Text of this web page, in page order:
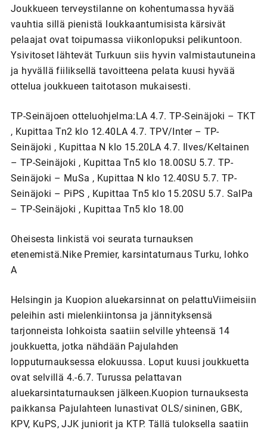
Joukkueen terveystilanne on kohentumassa hyvää
vauhtia sillä pienistä loukkaantumisista kärsivät
pelaajat ovat toipumassa viikonlopuksi pelikuntoon.
Ysivitoset lähtevät Turkuun siis hyvin valmistautuneina
ja hyvällä fiiliksellä tavoitteena pelata kuusi hyvää
ottelua joukkueen taitotason mukaisesti.
TP-Seinäjoen otteluohjelma:LA 4.7. TP-Seinäjoki – TKT
, Kupittaa Tn2 klo 12.40LA 4.7. TPV/Inter – TP-
Seinäjoki , Kupittaa N klo 15.20LA 4.7. Ilves/Keltainen
– TP-Seinäjoki , Kupittaa Tn5 klo 18.00SU 5.7. TP-
Seinäjoki – MuSa , Kupittaa N klo 12.40SU 5.7. TP-
Seinäjoki – PiPS , Kupittaa Tn5 klo 15.20SU 5.7. SalPa
– TP-Seinäjoki , Kupittaa Tn5 klo 18.00
Oheisesta linkistä voi seurata turnauksen
etenemistä.Nike Premier, karsintaturnaus Turku, lohko
A
Helsingin ja Kuopion aluekarsinnat on pelattuViimeisiin
peleihin asti mielenkiintonsa ja jännityksensä
tarjonneista lohkoista saatiin selville yhteensä 14
joukkuetta, jotka nähdään Pajulahden
lopputurnauksessa elokuussa. Loput kuusi joukkuetta
ovat selvillä 4.-6.7. Turussa pelattavan
aluekarsintaturnauksen jälkeen.Kuopion turnauksesta
paikkansa Pajulahteen lunastivat OLS/sininen, GBK,
KPV, KuPS, JJK juniorit ja KTP. Tällä tuloksella saatiin